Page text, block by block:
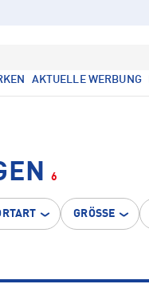
AKTUELLE WERBUNG
6
GRÖSSE